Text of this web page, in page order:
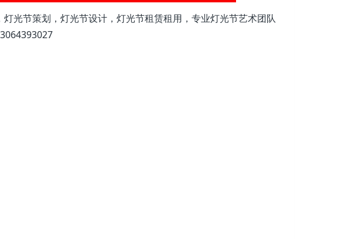
光节策划，灯光节设计，灯光节租赁租用，专业灯光节艺术团队